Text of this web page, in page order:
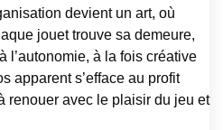
devient un art, où
jouet trouve sa demeure,
l’autonomie, à la fois créative
apparent s’efface au profit
renouer avec le plaisir du jeu et